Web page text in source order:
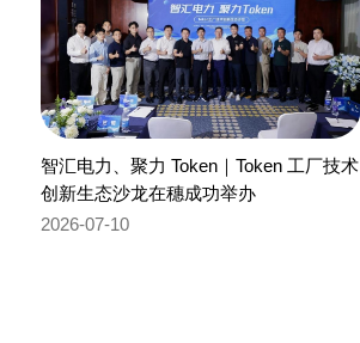
智汇电力、聚力 Token｜Token 工厂技术
创新生态沙龙在穗成功举办
2026-07-10